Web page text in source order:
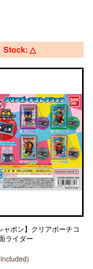
Stock: △
ャポン】クリアポーチコ
ライダー